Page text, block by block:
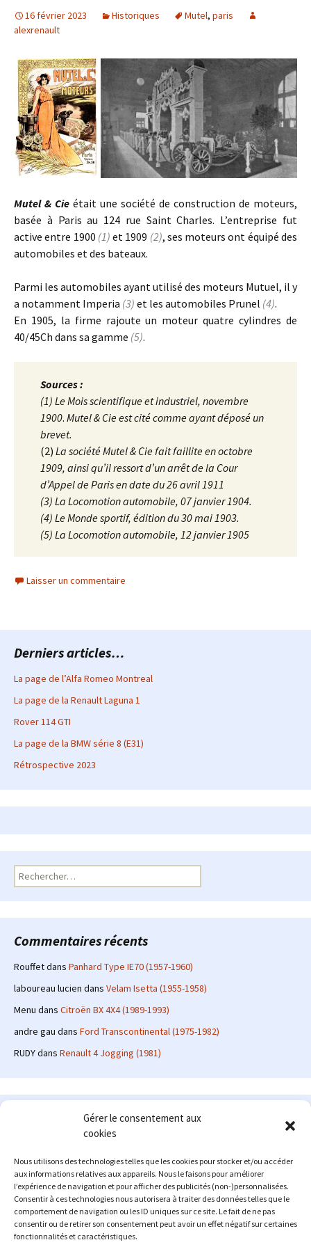
Gérer le consentement aux
cookies
Nous utilisons des technologies telles que les cookies pour stocker et/ou accéder
aux informations relatives aux appareils. Nous le faisons pour améliorer
l’expérience de navigation et pour afficher des publicités (non-)personnalisées.
Consentir à ces technologies nous autorisera à traiter des données telles que le
comportement de navigation ou les ID uniques sur ce site. Le fait de ne pas
consentir ou de retirer son consentement peut avoir un effet négatif sur certaines
fonctionnalités et caractéristiques.
16 février 2023 Historiques Mutel, paris
alexrenault
Mutel & Cie était une société de construction de moteurs,
basée à Paris au 124 rue Saint Charles. L’entreprise fut
active entre 1900 (1) et 1909 (2), ses moteurs ont équipé des
automobiles et des bateaux.
Parmi les automobiles ayant utilisé des moteurs Mutuel, il y
a notamment Imperia (3) et les automobiles Prunel (4).
En 1905, la firme rajoute un moteur quatre cylindres de
40/45Ch dans sa gamme (5).
Sources :
(1) Le Mois scientifique et industriel, novembre
1900. Mutel & Cie est cité comme ayant déposé un
brevet.
(2) La société Mutel & Cie fait faillite en octobre
1909, ainsi qu’il ressort d’un arrêt de la Cour
d’Appel de Paris en date du 26 avril 1911
(3) La Locomotion automobile, 07 janvier 1904.
(4) Le Monde sportif, édition du 30 mai 1903.
(5) La Locomotion automobile, 12 janvier 1905
Laisser un commentaire
Derniers articles…
La page de l’Alfa Romeo Montreal
La page de la Renault Laguna 1
Rover 114 GTI
La page de la BMW série 8 (E31)
Rétrospective 2023
Rechercher :
Commentaires récents
Rouffetdans Panhard Type IE70 (1957-1960)
laboureau lucien dans Velam Isetta (1955-1958)
Menu dans Citroën BX 4X4 (1989-1993)
andre gau dans Ford Transcontinental (1975-1982)
RUDYdans Renault 4 Jogging (1981)
Le site en quelques mots
: passionné d'automobile ancienne depuis de
nombreuses années, j'ai commencé à partager ma passion sur
internet à partir de 2009 au travers d'un blog qui a connu un relatif
succès. Fin 2013, je décide de prendre mon autonomie et me lancer
avec mon propre site : l'Automobile Ancienne.
Me contacter : alex(at)lautomobileancienne.com